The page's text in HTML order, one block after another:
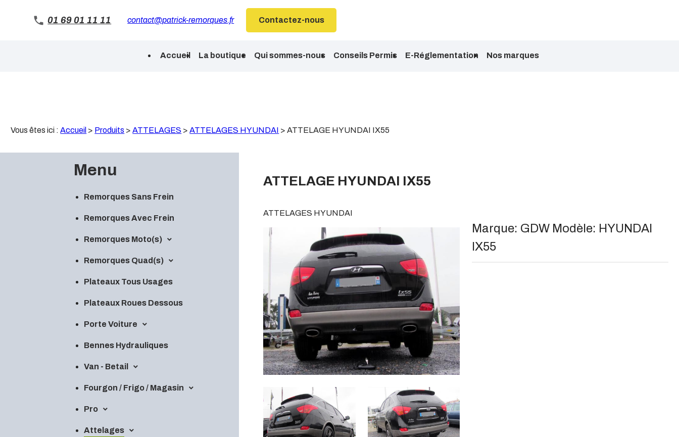
01 69 01 11 11 contact@patrick-remorques.fr Contactez-nous
Accueil La boutique Qui sommes-nous Conseils Permis E-Réglementation Nos marques
Vous êtes ici :Accueil > Produits >ATTELAGES >ATTELAGES HYUNDAI >ATTELAGE HYUNDAI IX55
Menu
Remorques Sans Frein
Remorques Avec Frein
Remorques Moto(s)
Remorques Quad(s)
Plateaux Tous Usages
Plateaux Roues Dessous
Porte Voiture
Bennes Hydrauliques
Van - Betail
Fourgon / Frigo / Magasin
Pro
Attelages
ATTELAGE HYUNDAI IX55
ATTELAGES HYUNDAI
Marque: GDW Modèle: HYUNDAI
IX55